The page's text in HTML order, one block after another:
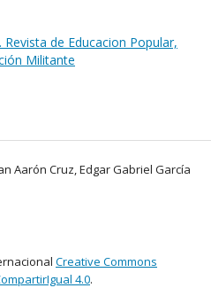
de Educacion Popular,
Militante
Aarón Cruz, Edgar Gabriel García
Creative Commons
4.0.